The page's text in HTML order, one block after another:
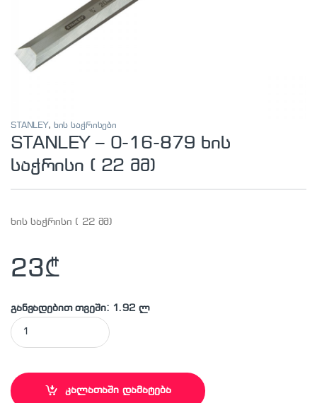
STANLEY, ხის საჭრისები
STANLEY – 0-16-879 ხის
საჭრისი ( 22 მმ)
ხის საჭრისი ( 22 მმ)
23₾
განვადებით თვეში: 1.92 ლ
STANLEY - 0-16-879 ხის საჭრისი ( 22 მმ) quantity
კალათაში დამატება